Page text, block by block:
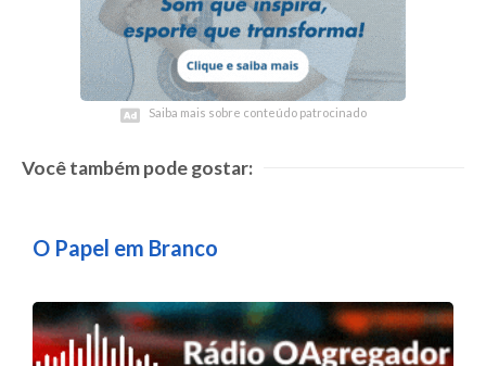
Saiba mais sobre conteúdo patrocinado
Saiba mais sobre conteúdo patrocinado
Você também pode gostar:
O Papel em Branco